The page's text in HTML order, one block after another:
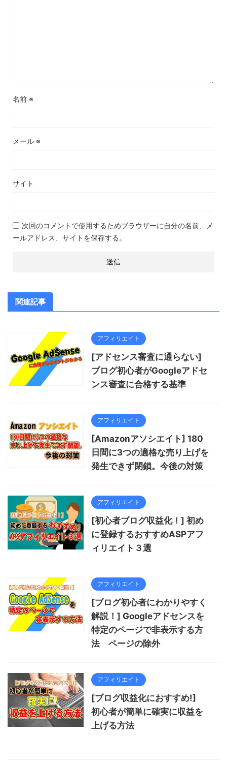
名前 ※
メール ※
サイト
次回のコメントで使用するためブラウザーに自分の名前、メ
ールアドレス、サイトを保存する。
関連記事
アフィリエイト
[アドセンス審査に通らない]
ブログ初心者がGoogleアドセ
ンス審査に合格する基準
アフィリエイト
[Amazonアソシエイト] 180
日間に3つの適格な売り上げを
発生できず閉鎖。今後の対策
アフィリエイト
[初心者ブログ収益化！] 初め
に登録するおすすめASPアフ
ィリエイト３選
アフィリエイト
[ブログ初心者にわかりやすく
解説！] Googleアドセンスを
特定のページで非表示する方
法 ページの除外
アフィリエイト
[ブログ収益化におすすめ!]
初心者が簡単に確実に収益を
上げる方法